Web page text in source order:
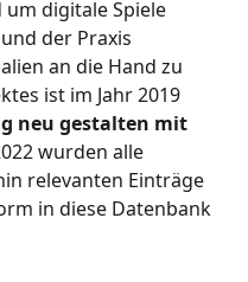
digitale Spiele
der Praxis
an die Hand zu
ist im Jahr 2019
neu gestalten mit
wurden alle
relevanten Einträge
in diese Datenbank